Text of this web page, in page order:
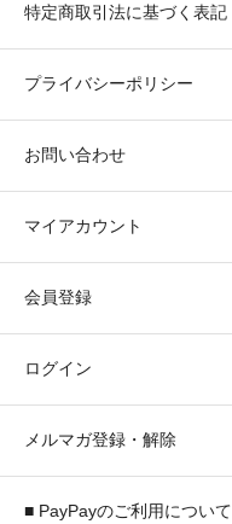
特定商取引法に基づく表記
プライバシーポリシー
お問い合わせ
マイアカウント
会員登録
ログイン
メルマガ登録・解除
■ PayPayのご利用について